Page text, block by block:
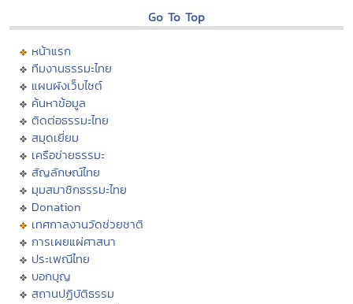
Go To Top
หน้าแรก
ทีมงานธรรมะไทย
แผนผังเว็บไซต์
ค้นหาข้อมูล
ติดต่อธรรมะไทย
สมุดเยี่ยม
เครือข่ายธรรมะ
สัญลักษณ์ไทย
มุมสมาชิกธรรมะไทย
Donation
เทศกาลงานวัดช่วยชาติ
การเผยแผ่ศาสนา
ประเพณีไทย
บอกบุญ
สถานปฏิบัติธรรม